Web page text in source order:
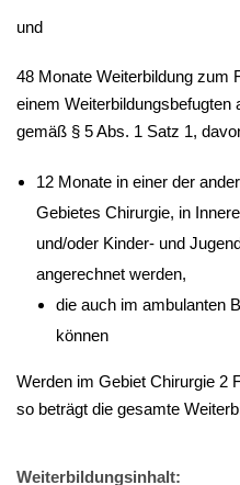
und
48 Monate Weiterbildung zum
einem Weiterbildungsbefugten
gemäß § 5 Abs. 1 Satz 1,
12 Monate in einer der
Gebietes Chirurgie, in
und/oder Kinder- und
angerechnet werden,
die auch im ambulanten
können
Werden im Gebiet Chirurgie 2
so beträgt die gesamte
Weiterbildungsinhalt: